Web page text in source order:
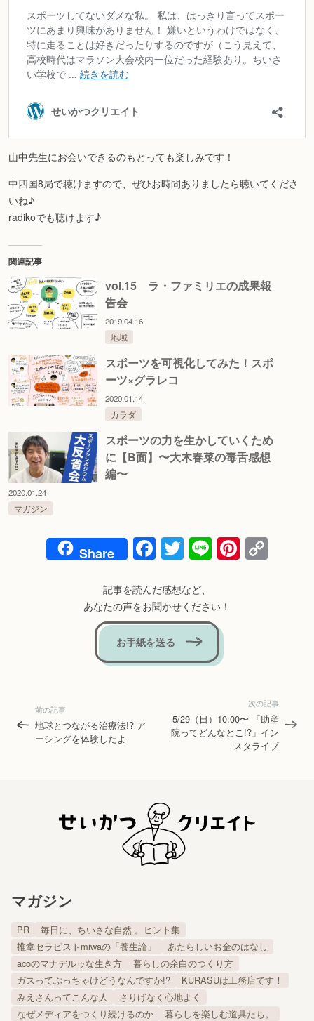
山中先生にお会いできるのもとっても楽しみです！
中四国8局で聴けますので、ぜひお時間ありましたら聴いてくださ
いね♪
radikoでも聴けます♪
関連記事
vol.15 ラ・ファミリエの成果報
告会
2019.04.16
地域
スポーツを可視化してみた！スポ
ーツ×グラレコ
2020.01.14
カラダ
スポーツの力を生かしていくため
に【B面】〜大木春菜の毒舌感想
編〜
2020.01.24
マガジン
Share Facebook
Twitter
Line
記事を読んだ感想など、
あなたの声をお聞かせください！
お手紙を送る
前の記事
地球とつながる治療法!? ア
ーシングを体験したよ
次の記事
5/29（日）10:00〜 「助産
院ってどんなとこ!?」イン
スタライブ
マガジン
PR
毎日に、ちいさな自然 。ヒント集
推拿セラピストmiwaの「養生論」
あたらしいお金のはなし
acoのマナデルゥな生き方
暮らしの余白のつくり方
ガスってぶっちゃけどうなんですか!?
KURASUは工務店です！
みえさんってこんな人
さりげなく心地よく
なぜメディアをつくり続けるのか
暮らしを楽しむ道具たち。